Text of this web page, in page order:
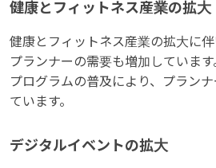
健康とフィットネス産業の拡大
健康とフィットネス産業の拡大に
プランナーの需要も増加していま
プログラムの普及により、プラン
ています。
デジタルイベントの拡大